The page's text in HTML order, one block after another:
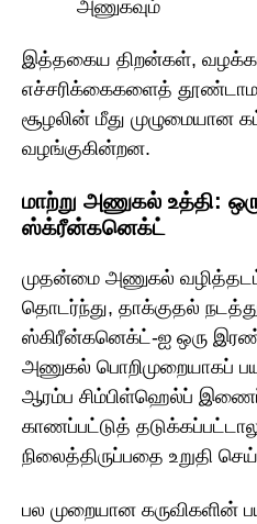
அணுகவும்
இத்தகைய திறன்கள்,
எச்சரிக்கைகளைத்
சூழலின் மீது முழுமையான
வழங்குகின்றன.
மாற்று அணுகல் உத்தி:
ஸ்க்ரீன்கனெக்ட்
முதன்மை அணுகல்
தொடர்ந்து, தாக்குதல்
ஸ்கிரீன்கனெக்ட்-ஐ ஒரு
அணுகல் பொறிமுறையாகப்
ஆரம்ப சிம்பிள்ஹெல்ப்
காணப்பட்டுத்
நிலைத்திருப்பதை உறுதி
பல முறையான கருவிகளின்